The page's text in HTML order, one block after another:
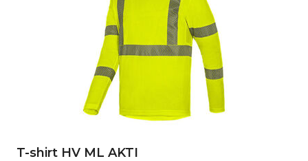
T-shirt HV ML AKTI